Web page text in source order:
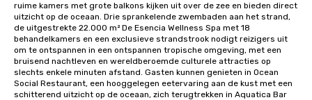
ruime kamers met grote balkons kijken uit over de zee en bieden direct
uitzicht op de oceaan. Drie sprankelende zwembaden aan het strand,
de uitgestrekte 22.000 m² De Esencia Wellness Spa met 18
behandelkamers en een exclusieve strandstrook nodigt reizigers uit
om te ontspannen in een ontspannen tropische omgeving, met een
bruisend nachtleven en wereldberoemde culturele attracties op
slechts enkele minuten afstand. Gasten kunnen genieten in Ocean
Social Restaurant, een hooggelegen eetervaring aan de kust met een
schitterend uitzicht op de oceaan, zich terugtrekken in Aquatica Bar